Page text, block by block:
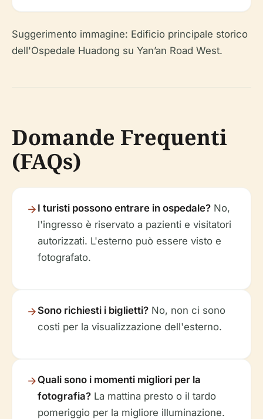
Suggerimento immagine: Edificio principale storico
dell'Ospedale Huadong su Yan’an Road West.
Domande Frequenti
(FAQs)
I turisti possono entrare in ospedale? No,
l'ingresso è riservato a pazienti e visitatori
autorizzati. L'esterno può essere visto e
fotografato.
Sono richiesti i biglietti? No, non ci sono
costi per la visualizzazione dell'esterno.
Quali sono i momenti migliori per la
fotografia? La mattina presto o il tardo
pomeriggio per la migliore illuminazione.